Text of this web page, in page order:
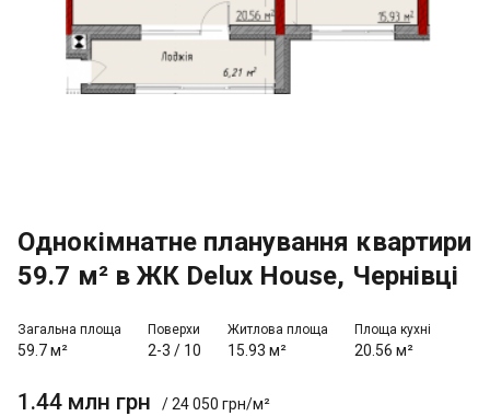
Однокімнатне планування квартири
59.7 м² в ЖК Delux House, Чернівці
Загальна площа
59.7 м²
Поверхи
2-3 / 10
Житлова площа
15.93 м²
Площа кухні
20.56 м²
1.44 млн грн / 24 050 грн/м²